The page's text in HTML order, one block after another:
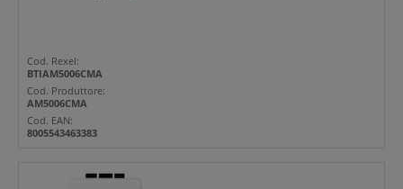
Cod. Rexel:
BTIAM5006CMA
Cod. Produttore:
AM5006CMA
Cod. EAN:
8005543463383